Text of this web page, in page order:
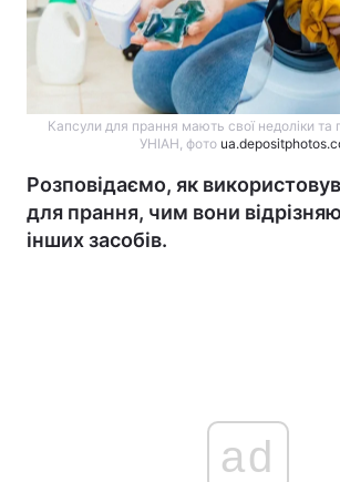
Капсули для прання мають свої недоліки та
УНІАН, фото
Розповідаємо, як
для прання, чим вони
інших засобів.
ad